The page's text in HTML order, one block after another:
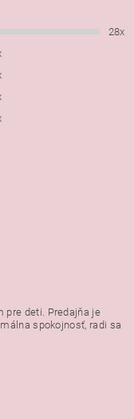
28x
pre deti. Predajňa je
spokojnosť, radi sa